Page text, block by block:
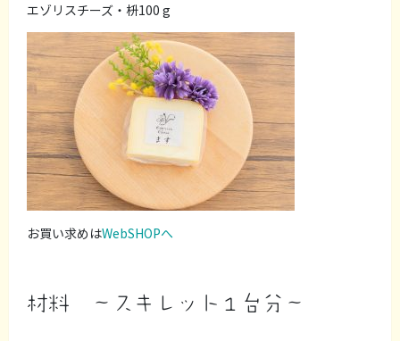
エゾリスチーズ・枡100 g
お買い求めはWebSHOPへ
材料 〜スキレット１台分〜